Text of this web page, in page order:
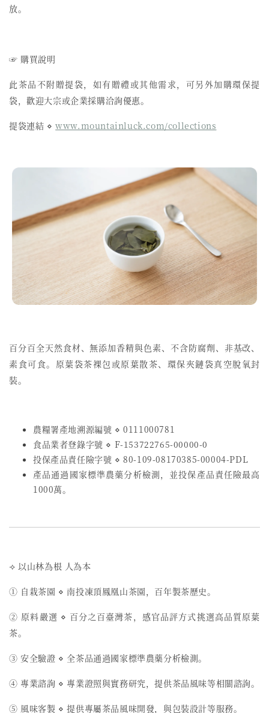
放。
☞ 購買說明
此茶品不附贈提袋，如有贈禮或其他需求，可另外加購環保提
袋，歡迎大宗或企業採購洽詢優惠。
提袋連結 ⋄www.mountainluck.com/collections
百分百全天然食材、無添加香精與色素、不含防腐劑、非基改、
素食可食。原葉袋茶裸包或原葉散茶、環保夾鏈袋真空脫氧封
裝。
農糧署產地溯源編號 ⋄ 0111000781
食品業者登錄字號 ⋄ F-153722765-00000-0
投保產品責任險字號 ⋄80-109-08170385-00004-PDL
產品通過國家標準農藥分析檢測，並投保產品責任險最高
1000萬。
⟢ 以山林為根 人為本
① 自栽茶園 ⋄ 南投凍頂鳳凰山茶園，百年製茶歷史。
② 原料嚴選 ⋄ 百分之百臺灣茶，感官品評方式挑選高品質原葉
茶。
③ 安全驗證 ⋄ 全茶品通過國家標準農藥分析檢測。
④ 專業諮詢 ⋄ 專業證照與實務研究，提供茶品風味等相關諮詢。
⑤ 風味客製 ⋄ 提供專屬茶品風味開發，與包裝設計等服務。